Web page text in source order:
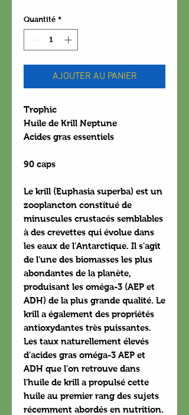
Quantité *
AJOUTER AU PANIER
Trophic
Huile de Krill Neptune
Acides gras essentiels
90 caps
Le krill (Euphasia superba) est un
zooplancton constitué de
minuscules crustacés semblables
à des crevettes qui évolue dans
les eaux de l'Antarctique. Il s'agit
de l'une des biomasses les plus
abondantes de la planète,
produisant les oméga-3 (AEP et
ADH) de la plus grande qualité. Le
krill a également des propriétés
antioxydantes très puissantes.
Les taux naturellement élevés
d'acides gras oméga-3 AEP et
ADH que l'on retrouve dans
l'huile de krill a propulsé cette
huile au premier rang des sujets
récemment abordés en nutrition.